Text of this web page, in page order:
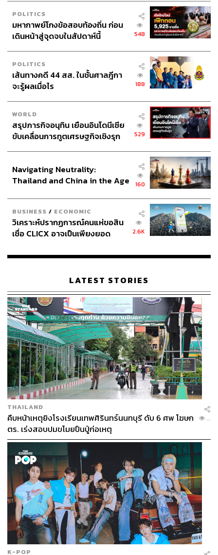
POLITICS
มหากาพย์โกงข้อสอบท้องถิ่น ก่อน
เดินหน้าสู่จุดจบในสัปดาห์นี้
548
POLITICS
เส้นทางคดี 44 สส. ในชั้นศาลฎีกา
จะรู้ผลเมื่อไร
188
WORLD
สรุปภารกิจอนุทิน เยือนอินโดนีเซีย
ขับเคลื่อนการทูตเศรษฐกิจเชิงรุก
529
Navigating Neutrality:
Thailand and China in the Age
160
BUSINESS / ECONOMIC
วิเคราะห์ปรากฏการณ์คนแห่ขอสิน
เชื่อ CLICX อาจเป็นเพียงยอด
เรือนไทยที่ถูกซุกไว้
2.6K
LATEST STORIES
THAILAND
คืบหน้าเหตุยิงโรงเรียนเทพศิรินทร์นนทบุรี ดับ 6 ศพ โฆษก
ตร. เร่งสอบปมขโมยปืนปู่ก่อเหตุ
...
K-POP